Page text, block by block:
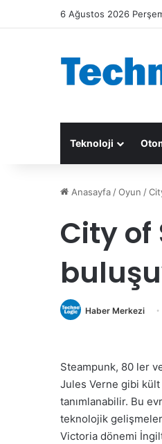
6 Ağustos 2026
Teknoloji
Anasayfa /Oyun /
City of
Haber Merkezi
Steampunk, 80 ler
Jules Verne gibi kült
tanımlanabilir. Bu
teknolojik
Victoria dönemi